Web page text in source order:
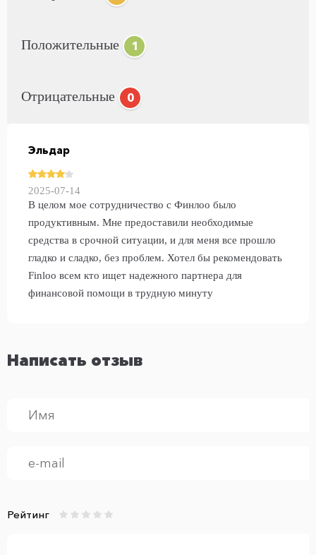
Положительные 1
Отрицательные 0
Эльдар
2025-07-14
В целом мое сотрудничество с Финлоо было
продуктивным. Мне предоставили необходимые
средства в срочной ситуации, и для меня все прошло
гладко и сладко, без проблем. Хотел бы рекомендовать
Finloo всем кто ищет надежного партнера для
финансовой помощи в трудную минуту
Написать отзыв
Рейтинг